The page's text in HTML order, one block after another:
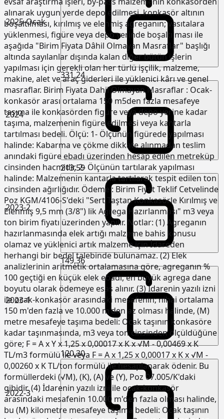
2025-Ocak
2024
331,24
2023-2
213,59
2023-1
149,36
2022-3
120,30
alınarak uygun yerde depo edilmesi, konkasör altının
boşaltılması, kırılmış ve elenmiş agreganın; vasıtalara
yüklenmesi, figüre veya depo yerinde boşaltılması ile
aşağıda "Birim Fiyata Dâhil Olmayan Masraflar" başlığı
altında sayılanlar dışında kalan diğer bütün işlerin
yapılması için gerekli olan her türlü işçilik, malzeme,
makine, alet ve araç giderleri ile yüklenici kârı ve genel
masraflar. Birim Fiyata Dahil Olmayan Masraflar : Ocak-
konkasör arası ortalama 150 m5den fazla mesafeye
taşıma ile konkasörden figüre veya depo yerine kadar
taşıma, malzemenin figüre edilmesi veya kantarla
tartılması bedeli. Ölçü: 1- Ölçünün figürede yapılması
halinde: Kabarma ve çökme dikkate alınmadan teslim
anındaki figüre ebadı üzerinden hesap edilen metreküp
cinsinden hacmidir. 2- Ölçünün tartılarak yapılması
halinde: Malzemenin kantarla tartılarak tespit edilen ton
cinsinden ağırlığıdır. Ödeme : Birim Fiyat Teklif Cetvelinde
Poz KGM/4106-S'deki "Sert Taştan Konkasörle Kırılmış ve
Elenmiş 9,5 mm (3/8") lik Agrega Hazırlanması" m3 veya
ton birim fiyatı üzerinden yapılır. Notlar: (1) Agreganın
hazırlanmasında elek artığı malzeme bahis konusu
olamaz ve yüklenici artık malzeme için İdareden
herhangi bir bedel talebinde bulunamaz. (2) Elek
analizlerinin aritmetik ortalamasına göre, agreganın %
100 geçtiği en küçük elek ebadı, en büyük agrega dane
boyutu olarak ödemeye esas alınır. (3) İdarenin yazılı izni
ile ocak-konkasör arasındaki mesafenin; nihai ortalama
150 m'den fazla ve 10.000 m'den az olması halinde, (M)
metre mesafeye taşıma bedeli: Ocak taşının konkasöre
kadar taşınmasında, m3 veya ton cinsinden ölçüldüğüne
göre; F = A x Y x 1,25 x 0,00017 x K x √M - 0,00469 x K
TL/m3 formülü ile veya F = A x 1,25 x 0,00017 x K x √M -
0,00260 x K TL/ton formülü ile hesaplanarak ödenir. Bu
formüllerdeki (√M), (K), (A) ve (Y), Poz 07.005/K'daki
gibidir. (4) İdarenin yazılı izni ile ocak-konkasör
arasındaki mesafenin 10.000 m'den fazla olması halinde,
bu (M) kilometre mesafeye taşıma bedeli: Ocak taşının